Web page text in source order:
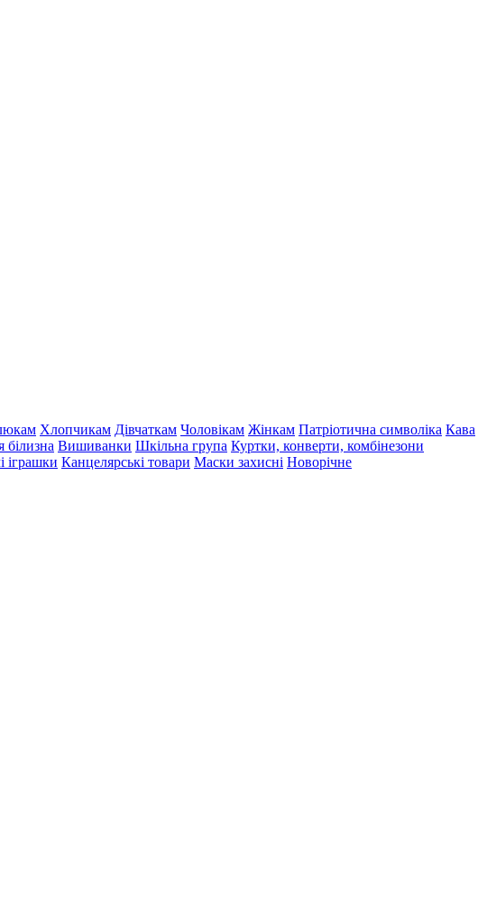
Хлопчикам Дівчаткам Чоловікам Жінкам Патріотична символіка Кава
білизна Вишиванки Шкільна група Куртки, конверти, комбінезони
іграшки Канцелярські товари Маски захисні Новорічне